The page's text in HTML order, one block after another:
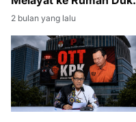
Istri Sekcam Gelumbang
2 bulan yang lalu